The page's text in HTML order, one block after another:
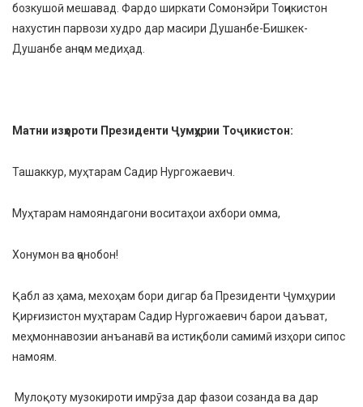
бозкушоӣ мешавад. Фардо ширкати Сомонэйри Тоҷикистон
нахустин парвози худро дар масири Душанбе-Бишкек-
Душанбе анҷом медиҳад.
Матни изҳороти Президенти Ҷумҳурии Тоҷикистон:
Ташаккур, муҳтарам Садир Нургожаевич.
Муҳтарам намояндагони воситаҳои ахбори омма,
Хонумон ва ҷанобон!
Қабл аз ҳама, мехоҳам бори дигар ба Президенти Ҷумҳурии
Қирғизистон муҳтарам Садир Нургожаевич барои даъват,
меҳмоннавозии анъанавӣ ва истиқболи самимӣ изҳори сипос
намоям.
Мулоқоту музокироти имрӯза дар фазои созанда ва дар